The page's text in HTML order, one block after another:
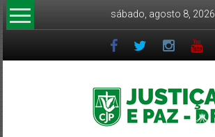
Pular
para
sábado, agosto 8, 2026